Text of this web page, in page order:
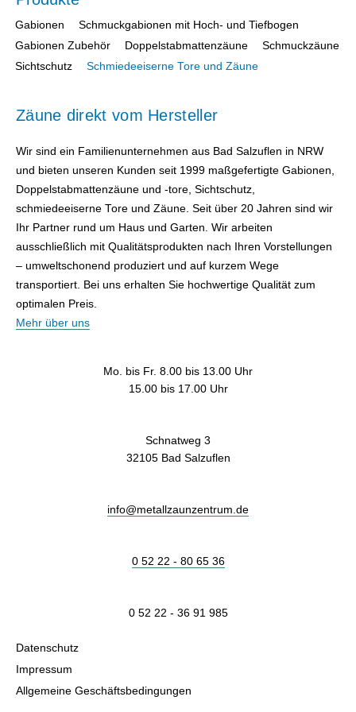
Gabionen
Schmuckgabionen mit Hoch- und Tiefbogen
Gabionen Zubehör
Doppelstabmattenzäune
Schmuckzäune
Sichtschutz
Schmiedeeiserne Tore und Zäune
Zäune direkt vom Hersteller
Wir sind ein Familienunternehmen aus Bad Salzuflen in NRW
und bieten unseren Kunden seit 1999 maßgefertigte Gabionen,
Doppelstabmattenzäune und -tore, Sichtschutz,
schmiedeeiserne Tore und Zäune. Seit über 20 Jahren sind wir
Ihr Partner rund um Haus und Garten. Wir arbeiten
ausschließlich mit Qualitätsprodukten nach Ihren Vorstellungen
– umweltschonend produziert und auf kurzem Wege
transportiert. Bei uns erhalten Sie hochwertige Qualität zum
optimalen Preis.
Mehr über uns
Mo. bis Fr. 8.00 bis 13.00 Uhr
15.00 bis 17.00 Uhr
Schnatweg 3
32105 Bad Salzuflen
info@metallzaunzentrum.de
0 52 22 - 80 65 36
0 52 22 - 36 91 985
Datenschutz
Impressum
Allgemeine Geschäftsbedingungen